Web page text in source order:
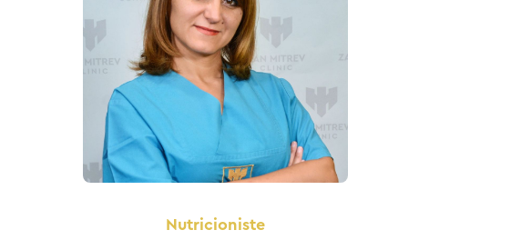
Nutricioniste